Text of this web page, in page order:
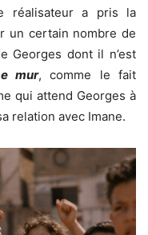
réalisateur a pris la
un certain nombre de
Georges dont il n’est
mur, comme le fait
qui attend Georges à
relation avec Imane.